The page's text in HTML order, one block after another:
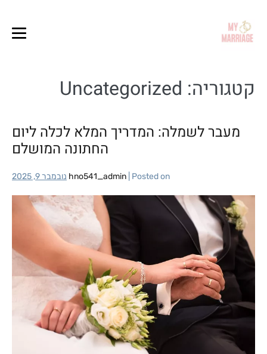
קטגוריה: Uncategorized
מעבר לשמלה: המדריך המלא לכלה ליום
החתונה המושלם
hno541_admin |Posted on נובמבר 9, 2025